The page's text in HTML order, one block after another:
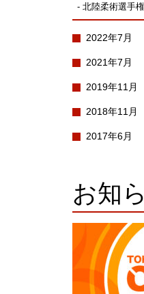
- 北陸柔術選手権
2022年7月
2021年7月
2019年11月
2018年11月
2017年6月
お知